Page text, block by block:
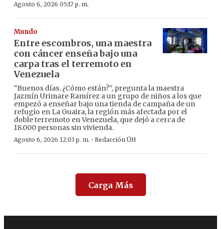
Agosto 6, 2026 05:17 p. m.
Mundo
Entre escombros, una maestra
con cáncer enseña bajo una
carpa tras el terremoto en
Venezuela
“Buenos días. ¿Cómo están?”, pregunta la maestra
Jazmín Urimare Ramírez a un grupo de niños a los que
empezó a enseñar bajo una tienda de campaña de un
refugio en La Guaira, la región más afectada por el
doble terremoto en Venezuela, que dejó a cerca de
18.000 personas sin vivienda.
Agosto 6, 2026 12:03 p. m. · Redacción ÚH
Carga Más